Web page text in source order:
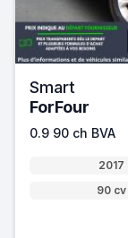
Smart
ForFour
0.9 90 ch BVA
2017
90 cv